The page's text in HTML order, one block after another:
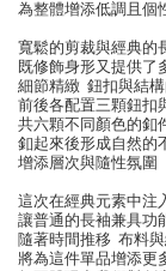
為整體增添低調且個
寬鬆的剪裁與經典的
既修飾身形又提供了
細節精緻 鈕扣與結
前後各配置三顆鈕扣
共六顆不同顏色的釦
釦起來後形成自然的
增添層次與隨性氛圍
這次在經典元素中注
讓普通的長袖兼具功
隨著時間推移 布料
將為這件單品增添更